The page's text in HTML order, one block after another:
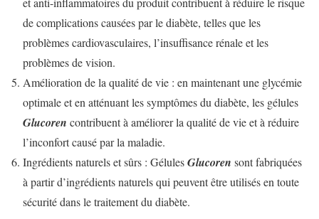
de complications causées par le diabète, telles que les
problèmes cardiovasculaires, l’insuffisance rénale et les
problèmes de vision.
Amélioration de la qualité de vie : en maintenant une glycémie
optimale et en atténuant les symptômes du diabète, les gélules
Glucoren contribuent à améliorer la qualité de vie et à réduire
l’inconfort causé par la maladie.
Ingrédients naturels et sûrs : GélulesGlucoren sont fabriquées
à partir d’ingrédients naturels qui peuvent être utilisés en toute
sécurité dans le traitement du diabète.